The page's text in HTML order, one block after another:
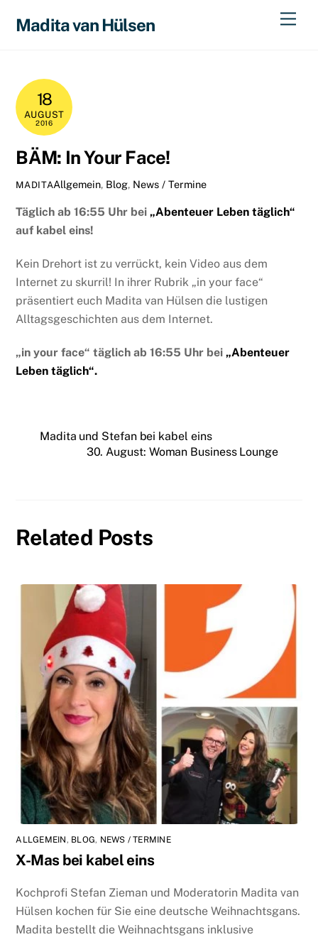
Madita van Hülsen
18
AUGUST
2016
BÄM: In Your Face!
MADITAAllgemein, Blog, News / Termine
Täglich ab 16:55 Uhr bei„Abenteuer Leben täglich“
auf kabel eins!
Kein Drehort ist zu verrückt, kein Video aus dem
Internet zu skurril! In ihrer Rubrik „in your face“
präsentiert euch Madita van Hülsen die lustigen
Alltagsgeschichten aus dem Internet.
„in your face“ täglich ab 16:55 Uhr bei„Abenteuer
Leben täglich“.
Madita und Stefan bei kabel eins
30. August: Woman Business Lounge
Related Posts
ALLGEMEIN , BLOG, NEWS / TERMINE
X-Mas bei kabel eins
Kochprofi Stefan Zieman und Moderatorin Madita van
Hülsen kochen für Sie eine deutsche Weihnachtsgans.
Madita bestellt die Weihnachtsgans inklusive